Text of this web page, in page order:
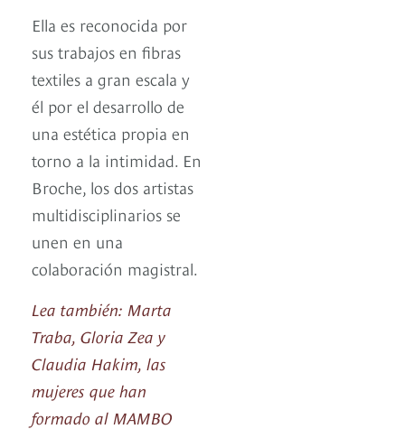
Ella es reconocida por
sus trabajos en fibras
textiles a gran escala y
él por el desarrollo de
una estética propia en
torno a la intimidad. En
Broche, los dos artistas
multidisciplinarios se
unen en una
colaboración magistral.
Lea también: Marta
Traba, Gloria Zea y
Claudia Hakim, las
mujeres que han
formado al MAMBO